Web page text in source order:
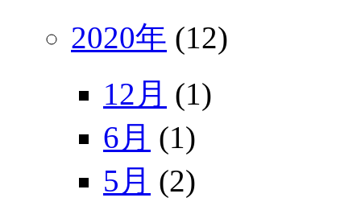
2020年 (12)
12月 (1)
6月 (1)
5月 (2)